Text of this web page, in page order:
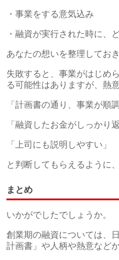
・事業をする意気込み
・融資が実行された時に、
あなたの想いを整理してお
失敗すると、事業がはじめ
る可能性はありますが、熱
「計画書の通り、事業が順
「融資したお金がしっかり
「上司にも説明しやすい」
と判断してもらえるように
まとめ
いかがでしたでしょうか。
創業期の融資については、
計画書」や人柄や熱意など